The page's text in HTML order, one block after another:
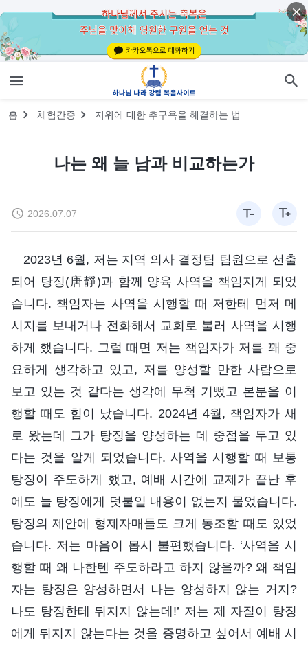
홈 체험간증 지위에 대한 추구욕을 해결하는 법
나는 왜 늘 남과 비교하는가
2026.07.07
2023년 6월, 저는 지역 의사 결정팀 팀원으로 선출
되어 탕징(唐靜)과 함께 양육 사역을 책임지게 되었
습니다. 책임자는 사역을 시행할 때 저한테 먼저 메
시지를 보내거나 전화해서 교회로 불러 사역을 시행
하게 했습니다. 그럴 때면 저는 책임자가 저를 꽤 중
요하게 생각하고 있고, 저를 양성할 만한 사람으로
보고 있는 것 같다는 생각에 무척 기뻤고 본분을 이
행할 때도 힘이 났습니다. 2024년 4월, 책임자가 새
로 왔는데 그가 탕징을 양성하는 데 중점을 두고 있
다는 것을 알게 되었습니다. 사역을 시행할 때 보통
탕징이 주도하게 했고, 예배 시간에 교제가 끝난 후
에도 늘 탕징에게 덧붙일 내용이 없는지 물었습니다.
탕징의 제안에 형제자매들도 크게 동조할 때도 있었
습니다. 저는 마음이 몹시 불편했습니다. ‘사역을 시
행할 때 왜 나한텐 주도하라고 하지 않을까? 왜 책임
자는 탕징은 양성하면서 나는 양성하지 않는 거지?
나도 탕징한테 뒤지지 않는데!’ 저는 제 자질이 탕징
에게 뒤지지 않는다는 것을 증명하고 싶어서 예배 시